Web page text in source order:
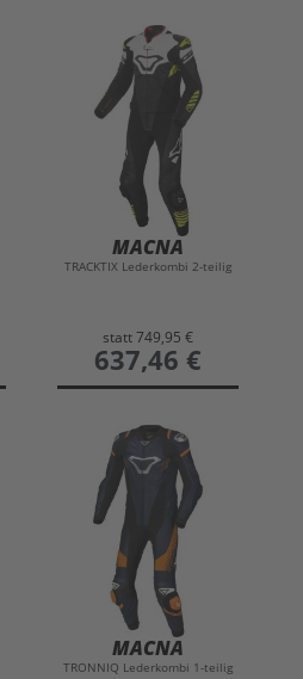
MACNA
TRACKTIX Lederkombi 2-teilig
statt 749,95 €
preis
637,46 €
MACNA
TRONNIQ Lederkombi 1-teilig